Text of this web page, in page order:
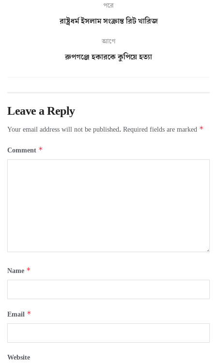
পরে
রাষ্ট্রধর্ম ইসলাম সংক্রান্ত রিট খারিজ
আগে
রুপগঞ্জে হকারকে কুপিয়ে হত্যা
Leave a Reply
Your email address will not be published. Required fields are marked *
Comment *
Name *
Email *
Website